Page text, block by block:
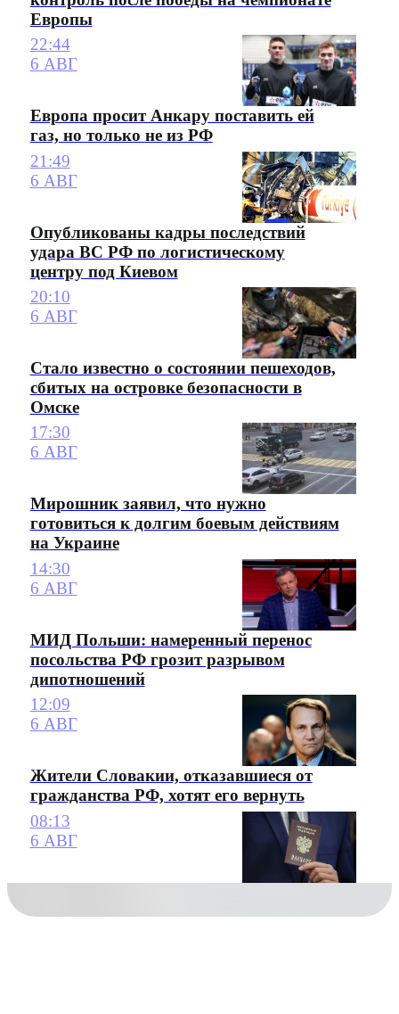
Европы
22:44
6 АВГ
Европа просит Анкару поставить ей
газ, но только не из РФ
21:49
6 АВГ
Опубликованы кадры последствий
удара ВС РФ по логистическому
центру под Киевом
20:10
6 АВГ
Стало известно о состоянии пешеходов,
сбитых на островке безопасности в
Омске
17:30
6 АВГ
Мирошник заявил, что нужно
готовиться к долгим боевым действиям
на Украине
14:30
6 АВГ
МИД Польши: намеренный перенос
посольства РФ грозит разрывом
дипотношений
12:09
6 АВГ
Жители Словакии, отказавшиеся от
гражданства РФ, хотят его вернуть
08:13
6 АВГ